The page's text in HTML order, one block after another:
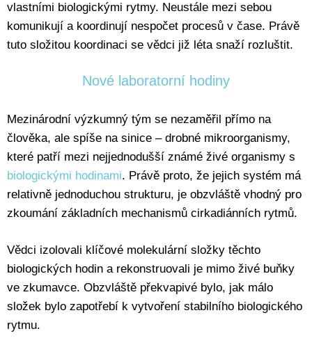
vlastními biologickými rytmy. Neustále mezi sebou
komunikují a koordinují nespočet procesů v čase. Právě
tuto složitou koordinaci se vědci již léta snaží rozluštit.
Nové laboratorní hodiny
Mezinárodní výzkumný tým se nezaměřil přímo na
člověka, ale spíše na sinice – drobné mikroorganismy,
které patří mezi nejjednodušší známé živé organismy s
biologickými hodinami. Právě proto, že jejich systém má
relativně jednoduchou strukturu, je obzvláště vhodný pro
zkoumání základních mechanismů cirkadiánních rytmů.
Vědci izolovali klíčové molekulární složky těchto
biologických hodin a rekonstruovali je mimo živé buňky
ve zkumavce. Obzvláště překvapivé bylo, jak málo
složek bylo zapotřebí k vytvoření stabilního biologického
rytmu.